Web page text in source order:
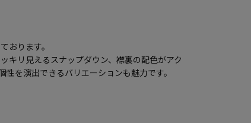
おります。
キリ見えるスナップダウン、襟裏の配色がアク
を演出できるバリエーションも魅力です。